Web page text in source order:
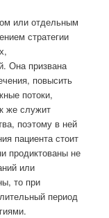
или отдельным
стратегии
Она призвана
повысить
потоки,
же служит
поэтому в ней
пациента стоит
продиктованы не
или
то при
период